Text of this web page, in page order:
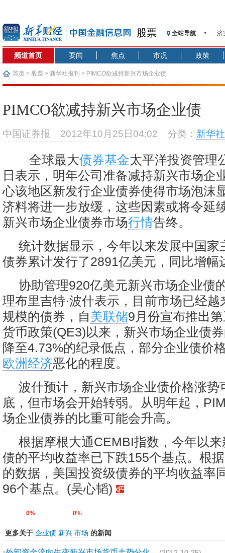
股票 全站导航
济
【
济
基
频道首页 要闻 焦点 市况 政策
首页 > 股票 > 新华社报刊 > PIMCO欲减持新兴市场企业债
PIMCO欲减持新兴市场企业债
中国证券报 2012年10月25日04:02 分类： 新华
全球最大债券基金太平洋投资管理
日表示，明年公司准备减持新兴市场企
心该地区新发行企业债券使得市场泡沫
济料将进一步放缓，这些因素或将令延
新兴市场企业债券市场行情告终。
统计数据显示，今年以来发展中国家
债券累计发行了2891亿美元，同比增幅
协助管理920亿美元新兴市场企业债
理布里吉特·波什表示，目前市场已经
规模的债券，自美联储9月份宣布推出
货币政策(QE3)以来，新兴市场企业债
降至4.73%的纪录低点，部分企业债价
欧洲经济恶化的程度。
波什预计，新兴市场企业债价格涨势
底，但市场会开始转弱。从明年起，
场企业债券的比重可能会升高。
根据摩根大通CEMBI指数，今年以
债的平均收益率已下跌155个基点。根
的数据，美国投资级债券的平均收益率
96个基点。(吴心韬)
0% 0%
更多关于 企业债 新兴 市场 的新闻